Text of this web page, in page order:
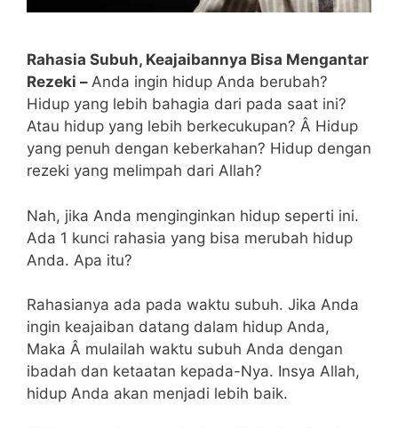
Rahasia Subuh, Keajaibannya Bisa Mengantar
Rezeki – Anda ingin hidup Anda berubah?
Hidup yang lebih bahagia dari pada saat ini?
Atau hidup yang lebih berkecukupan? Â Hidup
yang penuh dengan keberkahan? Hidup dengan
rezeki yang melimpah dari Allah?
Nah, jika Anda menginginkan hidup seperti ini.
Ada 1 kunci rahasia yang bisa merubah hidup
Anda. Apa itu?
Rahasianya ada pada waktu subuh. Jika Anda
ingin keajaiban datang dalam hidup Anda,
Maka Â mulailah waktu subuh Anda dengan
ibadah dan ketaatan kepada-Nya. Insya Allah,
hidup Anda akan menjadi lebih baik.